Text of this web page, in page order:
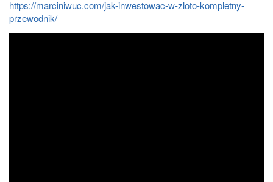
https://marciniwuc.com/jak-inwestowac-w-zloto-kompletny-
przewodnik/